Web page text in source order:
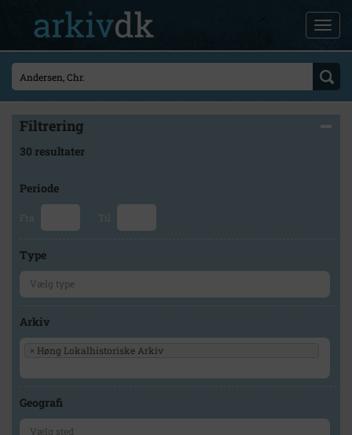
Filtrering
30 resultater
Periode
Fra Til
Type
Arkiv
× Høng Lokalhistoriske Arkiv
Geografi